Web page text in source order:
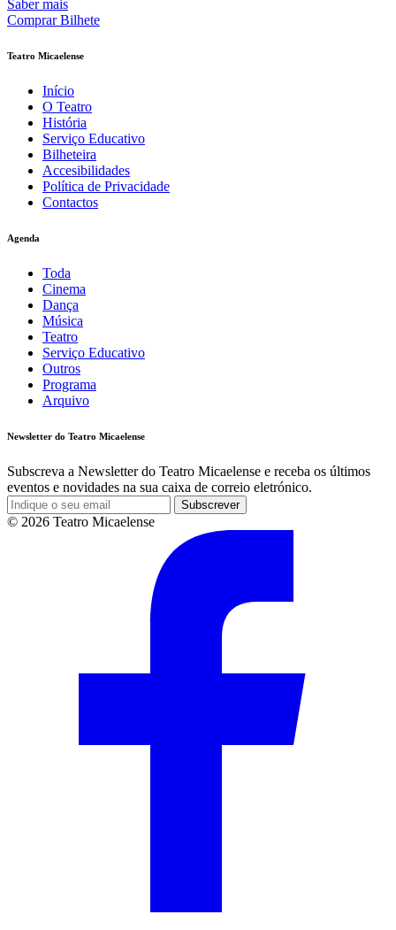
Saber mais
Comprar Bilhete
Teatro Micaelense
Início
O Teatro
História
Serviço Educativo
Bilheteira
Accesibilidades
Política de Privacidade
Contactos
Agenda
Toda
Cinema
Dança
Música
Teatro
Serviço Educativo
Outros
Programa
Arquivo
Newsletter do Teatro Micaelense
Subscreva a Newsletter do Teatro Micaelense e receba os últimos
eventos e novidades na sua caixa de correio eletrónico.
Subscrever
© 2026 Teatro Micaelense